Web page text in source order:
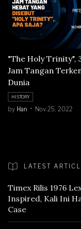
"The Holy Trinity",
Jam Tangan
Dunia
HISTORY
by Han Nov 25, 2022
LATEST
Timex Rilis 1976
Inspired, Kali Ini
Case